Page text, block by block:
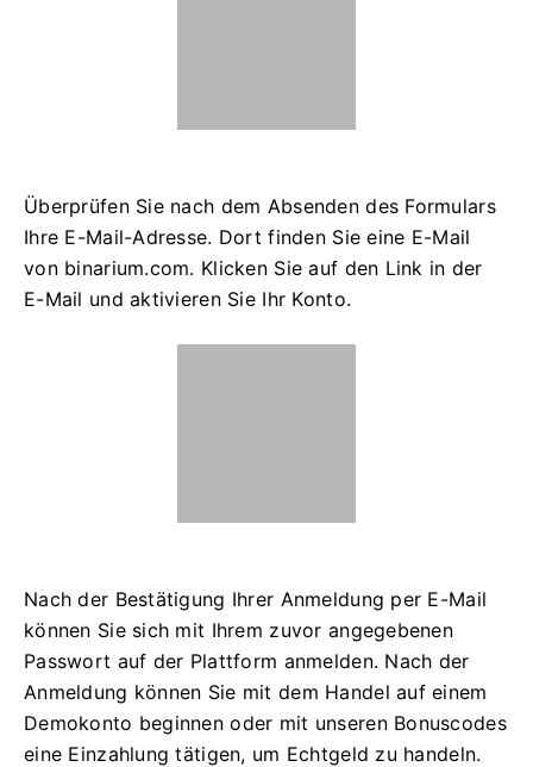
Überprüfen Sie nach dem Absenden des Formulars
Ihre E-Mail-Adresse. Dort finden Sie eine E-Mail
von binarium.com. Klicken Sie auf den Link in der
E-Mail und aktivieren Sie Ihr Konto.
Nach der Bestätigung Ihrer Anmeldung per E-Mail
können Sie sich mit Ihrem zuvor angegebenen
Passwort auf der Plattform anmelden. Nach der
Anmeldung können Sie mit dem Handel auf einem
Demokonto beginnen oder mit unseren Bonuscodes
eine Einzahlung tätigen, um Echtgeld zu handeln.